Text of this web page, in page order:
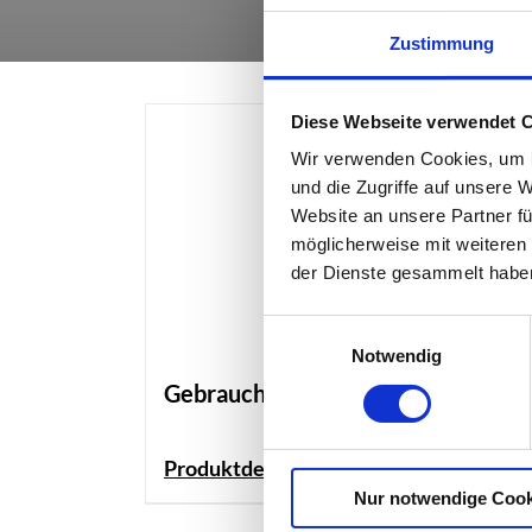
Zustimmung
Diese Webseite verwendet
Wir verwenden Cookies,
und die Zugriffe auf unsere
Website an unsere Partner
möglicherweise mit
der Dienste gesammelt
Notwendig
Nur notwendige
Gebrauchter Bauzaun
Produktdetails